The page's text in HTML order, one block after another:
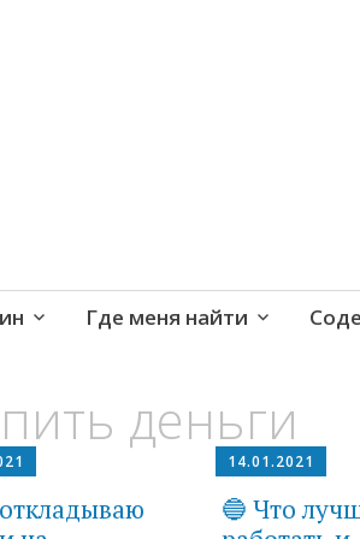
Где меня найти
деньги
14.01.2021
🔵 Что